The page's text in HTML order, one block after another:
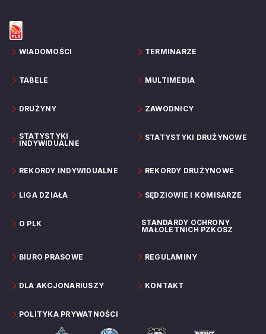
WIADOMOŚCI TERMINARZE
TABELE MULTIMEDIA
DRUŻYNY ZAWODNICY
STATYSTYKI
INDYWIDUALNE
STATYSTYKI DRUŻYNOWE
REKORDY INDYWIDUALNE REKORDY DRUŻYNOWE
LIGA DZIAŁA SĘDZIOWIE I KOMISARZE
O PLK
STANDARDY OCHRONY
MAŁOLETNICH PZKOSZ
BIURO PRASOWE REGULAMINY
DLA AKCJONARIUSZY KONTAKT
POLITYKA PRYWATNOŚCI